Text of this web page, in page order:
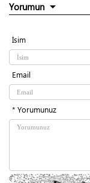
Yorumun
İsim
Email
* Yorumunuz